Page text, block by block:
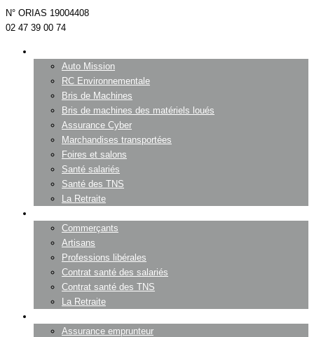
N° ORIAS 19004408
02 47 39 00 74
Auto Mission
RC Environnementale
Bris de Machines
Bris de machines des matériels loués
Assurance Cyber
Marchandises transportées
Foires et salons
Santé salariés
Santé des TNS
La Retraite
Commerçants
Artisans
Professions libérales
Contrat santé des salariés
Contrat santé des TNS
La Retraite
Assurance emprunteur